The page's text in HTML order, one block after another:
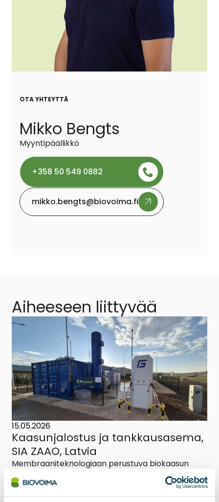
OTA YHTEYTTÄ
Mikko Bengts
Myyntipäällikkö
+358 50 549 0882
mikko.bengts@biovoima.fi
Aiheeseen liittyvää
15.05.2026
Kaasunjalostus ja tankkausasema,
SIA ZAAO, Latvia
Membraaniteknologiaan perustuva biokaasun
jalostusyksikkö, BIOupgrade, sekä tankkausasema
ja korkeapainevarasto ovat nyt virallisesti
käyttöönotettu ja luovutettu asiakkaalle Latviassa.